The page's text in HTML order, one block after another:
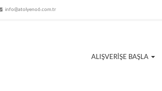
info@atolyeno6.com.tr
ALIŞVERİŞE BAŞLA